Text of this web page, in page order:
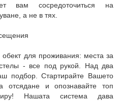
вам сосредоточиться на
а не в тях.
для проживания: места за
- все под рукой. Над два
подбор. Стартирайте Вашето
отсядане и опознавайте топ
Нашата система дава